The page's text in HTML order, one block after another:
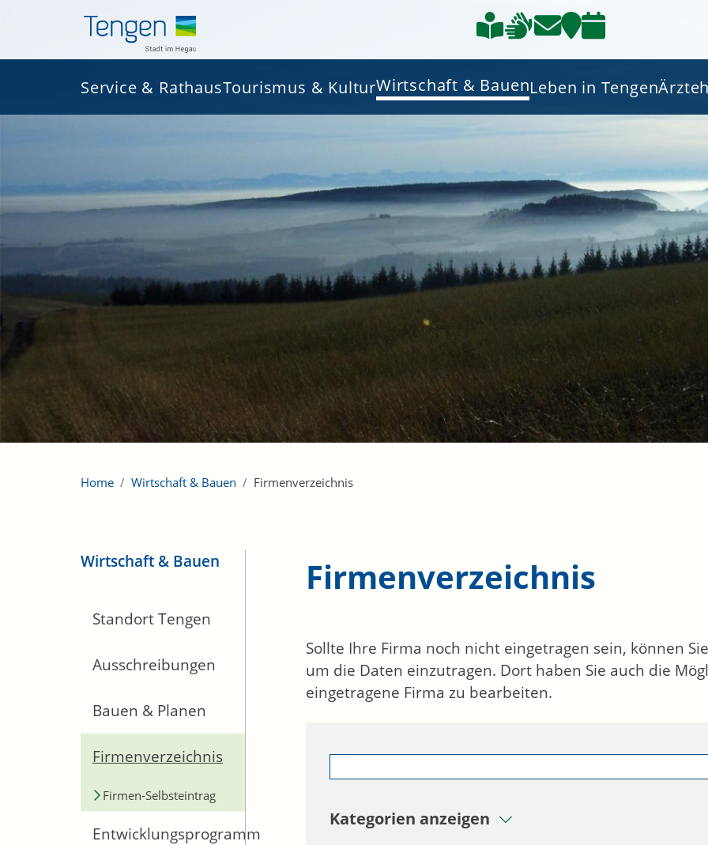
Service & RathausTourismus & KulturWirtschaft & BauenLeben in Tengen
Home Wirtschaft & Bauen Firmenverzeichnis
Wirtschaft & Bauen
Standort Tengen
Ausschreibungen
Bauen & Planen
Firmenverzeichnis
Firmen-Selbsteintrag
Entwicklungsprogramm
Firmenverzeichnis
Sollte Ihre Firma noch nicht eingetragen sein, können
um die Daten einzutragen. Dort haben Sie auch die
eingetragene Firma zu bearbeiten.
Kategorien anzeigen